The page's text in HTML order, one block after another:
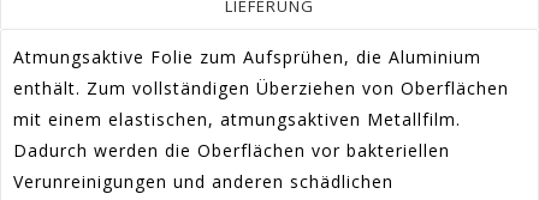
LIEFERUNG
Atmungsaktive Folie zum Aufsprühen, die Aluminium
enthält. Zum vollständigen Überziehen von Oberflächen
mit einem elastischen, atmungsaktiven Metallfilm.
Dadurch werden die Oberflächen vor bakteriellen
Verunreinigungen und anderen schädlichen